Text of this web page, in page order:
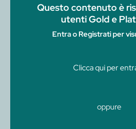
Questo contenuto è
utenti Gold e
Entra o Registrati per
Clicca qui per
oppure